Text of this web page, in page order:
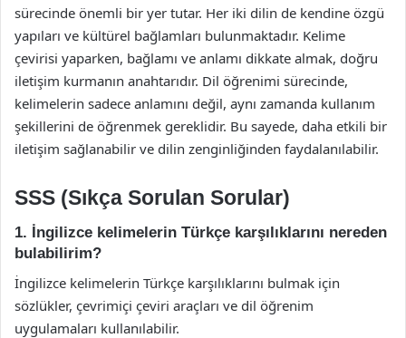
sürecinde önemli bir yer tutar. Her iki dilin de kendine özgü
yapıları ve kültürel bağlamları bulunmaktadır. Kelime
çevirisi yaparken, bağlamı ve anlamı dikkate almak, doğru
iletişim kurmanın anahtarıdır. Dil öğrenimi sürecinde,
kelimelerin sadece anlamını değil, aynı zamanda kullanım
şekillerini de öğrenmek gereklidir. Bu sayede, daha etkili bir
iletişim sağlanabilir ve dilin zenginliğinden faydalanılabilir.
SSS (Sıkça Sorulan Sorular)
1. İngilizce kelimelerin Türkçe karşılıklarını nereden
bulabilirim?
İngilizce kelimelerin Türkçe karşılıklarını bulmak için
sözlükler, çevrimiçi çeviri araçları ve dil öğrenim
uygulamaları kullanılabilir.